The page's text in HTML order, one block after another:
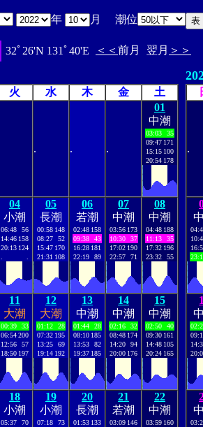
年 月 潮位
32ﾟ26'N 131ﾟ40'E ＜＜ 前月 翌月 ＞＞
火 水 木 金 土
. . .
01
中潮
03:03
35
09:47 171
15:15 100
20:54 178
04
小潮
06:48
56
14:46 158
20:13 124
05
長潮
00:58 148
08:27
52
15:47 170
21:31 108
06
若潮
02:48 158
09:38
43
16:28 181
22:19
89
07
中潮
03:56 173
10:30
37
17:02 190
22:57
71
08
中潮
04:48 188
11:13
35
17:32 196
23:32
55
11
大潮
00:39
33
06:54200
12:56
57
18:50 197
12
大潮
01:12
28
07:32 195
13:25
69
19:14 192
13
中潮
01:44
28
08:10 185
13:53
82
19:37 185
14
中潮
02:16
32
08:48 174
14:20
94
20:00 176
15
中潮
02:50
40
09:30 161
14:48 105
20:24 165
18
小潮
05:37
70
19
小潮
07:18
73
20
長潮
01:53 133
21
若潮
03:09 146
22
中潮
03:59 160
.